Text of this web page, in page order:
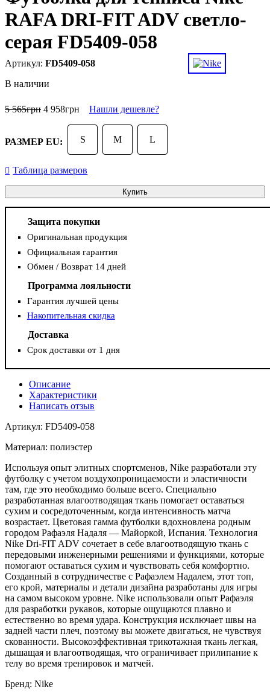
RAFA DRI-FIT ADV светло-
серая FD5409-058
FD5409-058
В наличии
5 565грн 4 958грн Нашли дешевле?
РАЗМЕР EU: S M L
Таблица размеров
Купить
Защита покупки
Оригинальная продукция
Официальная гарантия
Обмен / Возврат 14 дней
Программа лояльности
Гарантия лучшей цены
Накопительная скидка
Доставка
Срок доставки от 1 дня
Описание
Характеристики
Написать отзыв
Артикул: FD5409-058
Материал: полиэстер
Используя опыт элитных спортсменов, Nike разработали эту
футболку с учетом воздухопроницаемости и эластичности
там, где это необходимо больше всего. Специально
разработанная влагоотводящая ткань помогает оставаться
сухим и сосредоточенным, когда интенсивность матча
возрастает. Цветовая гамма футболки вдохновлена ​​родным
городом Рафаэля Надаля — Майоркой, Испания. Технология
Nike Dri-FIT ADV сочетает в себе влагоотводящую ткань с
передовыми инженерными решениями и функциями, которые
помогают оставаться сухим и чувствовать себя комфортно.
Созданный в сотрудничестве с Рафаэлем Надалем, этот топ,
его крой, материалы и детали дизайна разработаны для игры
на самом высоком уровне. Nike использовали опыт Рафаэля
для разработки рукавов, которые ощущаются плавно и
естественно во время удара. Конструкция исключает швы на
задней части плеч, поэтому вы можете двигаться, не чувствуя
скованности. Высокоэффективная трикотажная ткань легкая,
дышащая и влагоотводящая, что ограничивает прилипание к
телу во время тренировок и матчей.
Бренд: Nike